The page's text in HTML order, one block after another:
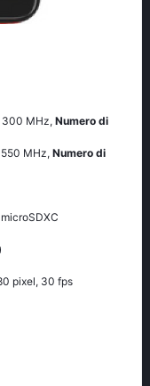
MHz, Numero di
MHz, Numero di
pixel, 30 fps